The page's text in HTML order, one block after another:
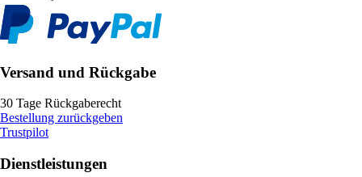
Versand und Rückgabe
30 Tage Rückgaberecht
Bestellung zurückgeben
Trustpilot
Dienstleistungen